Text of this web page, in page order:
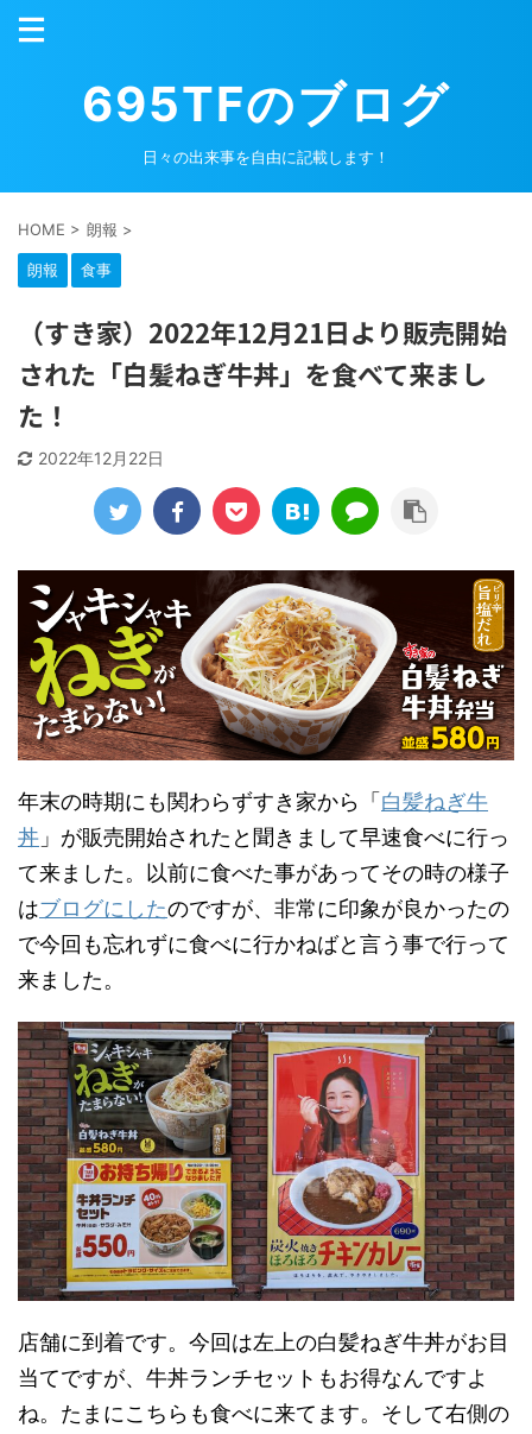
695TFのブログ
日々の出来事を自由に記載します！
HOME > 朗報 >
朗報 食事
（すき家）2022年12月21日より販売開始
された「白髪ねぎ牛丼」を食べて来まし
た！
2022年12月22日
年末の時期にも関わらずすき家から「白髪ねぎ牛
丼 」が販売開始されたと聞きまして早速食べに行っ
て来ました。以前に食べた事があってその時の様子
はブログにしたのですが、非常に印象が良かったの
で今回も忘れずに食べに行かねばと言う事で行って
来ました。
店舗に到着です。今回は左上の白髪ねぎ牛丼がお目
当てですが、牛丼ランチセットもお得なんですよ
ね。たまにこちらも食べに来てます。そして右側の